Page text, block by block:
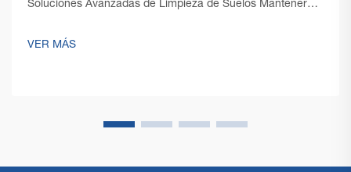
Soluciones Avanzadas de Limpieza de Suelos Mantener
presenta desafíos únicos que requieren soluciones
VER MÁS